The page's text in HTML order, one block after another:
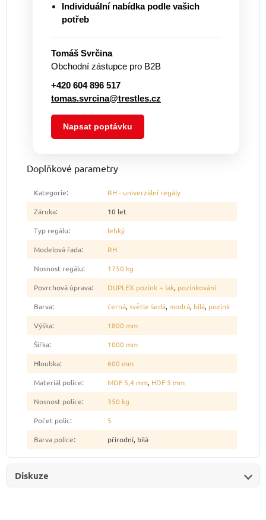
Individuální nabídka podle vašich
potřeb
Tomáš Svrčina
Obchodní zástupce pro B2B
+420 604 896 517
tomas.svrcina@trestles.cz
Napsat poptávku
Doplňkové parametry
Kategorie:
RH - univerzální regály
Záruka:
10 let
Typ regálu:
lehký
Modelová řada:
RH
Nosnost regálu:
1750 kg
Povrchová úprava: DUPLEX pozink + lak, pozinkování
Barva: černá, světle šedá, modrá, bílá, pozink
Výška:
1800 mm
Šířka:
1000 mm
Hloubka:
600 mm
Materiál police: MDF 5,4 mm, HDF 5 mm
Nosnost police:
350 kg
Počet polic:
5
Barva police: přírodní, bílá
Diskuze